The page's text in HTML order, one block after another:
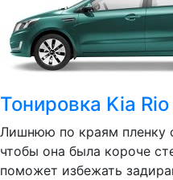
Тонировка Kia
Лишнюю по краям пленку
чтобы она была короче
поможет избежать